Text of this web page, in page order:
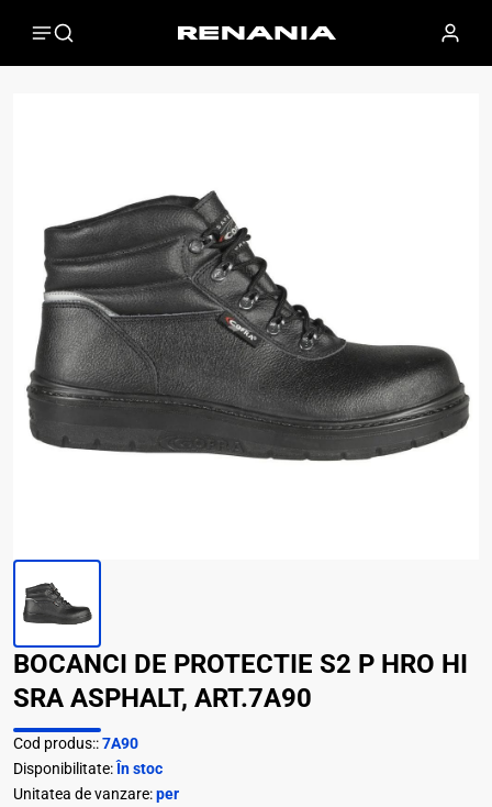
BOCANCI DE PROTECTIE S2 P HRO HI
SRA ASPHALT, ART.7A90
Cod produs::7A90
Disponibilitate: În stoc
Unitatea de vanzare:per